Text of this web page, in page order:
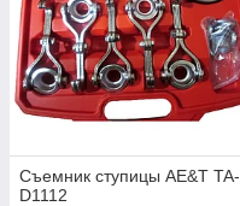
Съемник ступицы AE&T TA-
D1112